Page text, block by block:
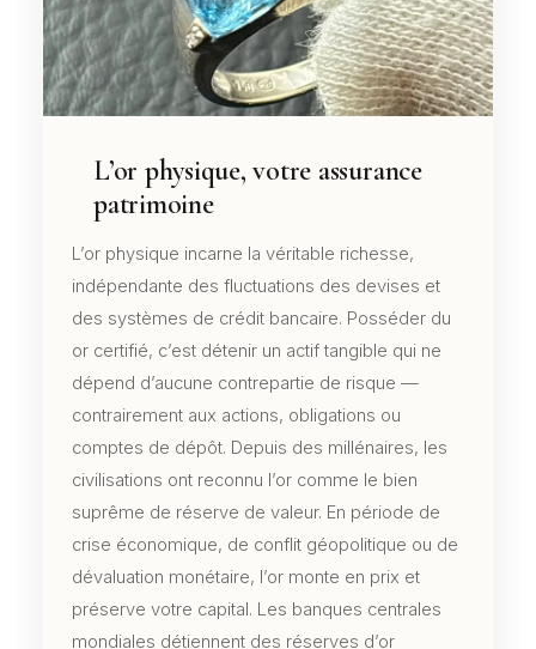
L’or physique, votre assurance
patrimoine
L’or physique incarne la véritable richesse,
indépendante des fluctuations des devises et
des systèmes de crédit bancaire. Posséder du
or certifié, c’est détenir un actif tangible qui ne
dépend d’aucune contrepartie de risque —
contrairement aux actions, obligations ou
comptes de dépôt. Depuis des millénaires, les
civilisations ont reconnu l’or comme le bien
suprême de réserve de valeur. En période de
crise économique, de conflit géopolitique ou de
dévaluation monétaire, l’or monte en prix et
préserve votre capital. Les banques centrales
mondiales détiennent des réserves d’or